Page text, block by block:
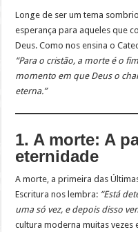
Longe de ser um tema
esperança para aqueles que
Deus. Como nos ensina o
“Para o cristão, a morte é o
momento em que Deus o
eterna.”
1. A morte: A
eternidade
A morte, a primeira das
Escritura nos lembra: “Está
uma só vez, e depois disso
cultura moderna muitas vezes